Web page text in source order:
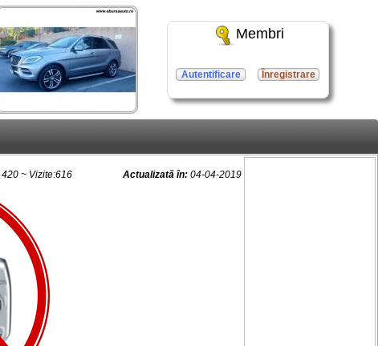
Membri
Autentificare Înregistrare
420 ~ Vizite:616 Actualizată în: 04-04-2019